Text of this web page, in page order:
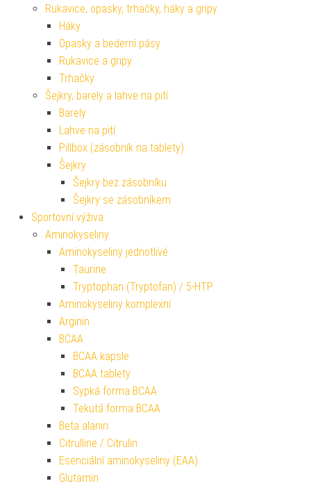
Rukavice, opasky, trhačky, háky a gripy
Háky
Opasky a bederní pásy
Rukavice a gripy
Trhačky
Šejkry, barely a lahve na pití
Barely
Lahve na pití
Pillbox (zásobník na tablety)
Šejkry
Šejkry bez zásobníku
Šejkry se zásobníkem
Sportovní výživa
Aminokyseliny
Aminokyseliny jednotlivé
Taurine
Tryptophan (Tryptofan) / 5-HTP
Aminokyseliny komplexní
Arginin
BCAA
BCAA kapsle
BCAA tablety
Sypká forma BCAA
Tekutá forma BCAA
Beta alanin
Citrulline / Citrulin
Esenciální aminokyseliny (EAA)
Glutamin